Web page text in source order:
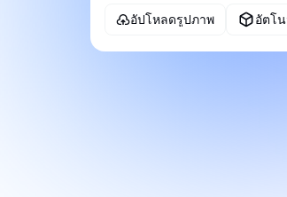
อัปโหลดรูปภาพ อัตโ